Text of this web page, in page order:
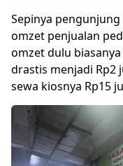
Sepinya
omzet penjualan
omzet dulu
drastis menjadi Rp2
sewa kiosnya Rp15